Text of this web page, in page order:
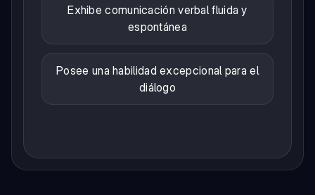
Exhibe comunicación verbal fluida y
espontánea
Posee una habilidad excepcional para el
diálogo